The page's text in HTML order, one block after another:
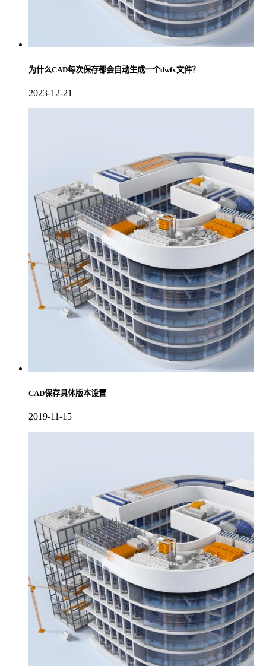
为什么CAD每次保存都会自动生成一个dwfx文件？
2023-12-21
CAD保存具体版本设置
2019-11-15